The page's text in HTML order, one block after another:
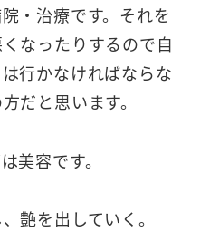
・治療です。それを
なったりするので自
行かなければならな
だと思います。
美容です。
艶を出していく。